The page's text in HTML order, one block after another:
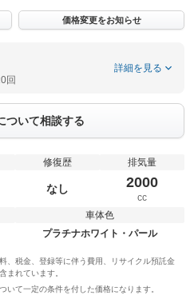
価格変更をお知らせ
回
詳細を見る
ついて相談する
修復歴
なし
排気量
2000
cc
車体色
プラチナホワイト・パール
、税金、登録等に伴う費用、リサイクル預託金
まれています。
いて一定の条件を付した価格になります。